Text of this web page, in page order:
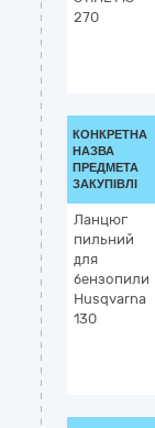
270
КОНКРЕТНА
НАЗВА
ПРЕДМЕТА
ЗАКУПІВЛІ
Ланцюг
пильний
для
бензопили
Husqvarna
130